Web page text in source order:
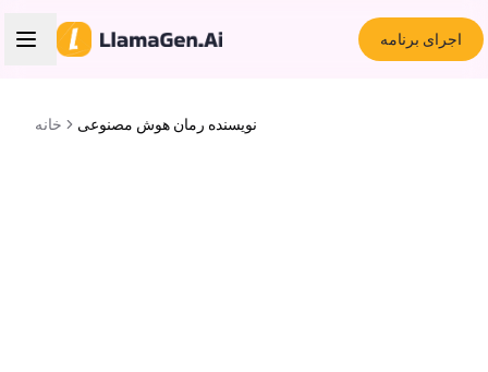
اجرای برنامه
خانه نویسنده رمان هوش مصنوعی